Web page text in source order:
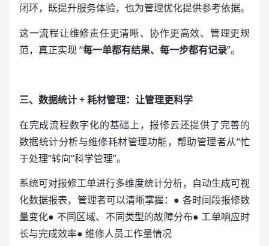
闭环，既提升服务体验，也为管理优化提供参考依据。
这一流程让维修责任更清晰、协作更高效、管理更规
范，真正实现 “每一单都有结果、每一步都有记录”。
三、数据统计 + 耗材管理：让管理更科学
在完成流程数字化的基础上，报修云还提供了完善的
数据统计分析与维修耗材管理功能，帮助管理者从“忙
于处理”转向“科学管理”。
系统可对报修工单进行多维度统计分析，自动生成可视
化数据报表，管理者可以清晰掌握：● 各时间段报修数
量变化● 不同区域、不同类型的故障分布● 工单响应时
长与完成效率● 维修人员工作量情况